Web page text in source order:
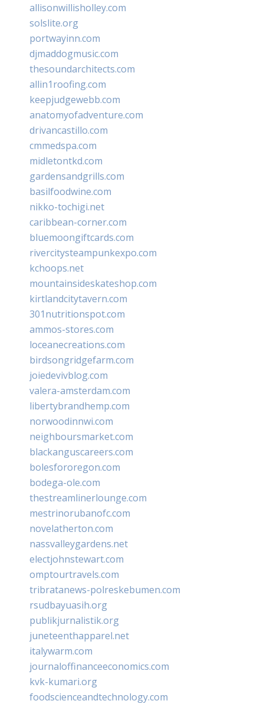
allisonwillisholley.com
solslite.org
portwayinn.com
djmaddogmusic.com
thesoundarchitects.com
allin1roofing.com
keepjudgewebb.com
anatomyofadventure.com
drivancastillo.com
cmmedspa.com
midletontkd.com
gardensandgrills.com
basilfoodwine.com
nikko-tochigi.net
caribbean-corner.com
bluemoongiftcards.com
rivercitysteampunkexpo.com
kchoops.net
mountainsideskateshop.com
kirtlandcitytavern.com
301nutritionspot.com
ammos-stores.com
loceanecreations.com
birdsongridgefarm.com
joiedevivblog.com
valera-amsterdam.com
libertybrandhemp.com
norwoodinnwi.com
neighboursmarket.com
blackanguscareers.com
bolesfororegon.com
bodega-ole.com
thestreamlinerlounge.com
mestrinorubanofc.com
novelatherton.com
nassvalleygardens.net
electjohnstewart.com
omptourtravels.com
tribratanews-polreskebumen.com
rsudbayuasih.org
publikjurnalistik.org
juneteenthapparel.net
italywarm.com
journaloffinanceeconomics.com
kvk-kumari.org
foodscienceandtechnology.com